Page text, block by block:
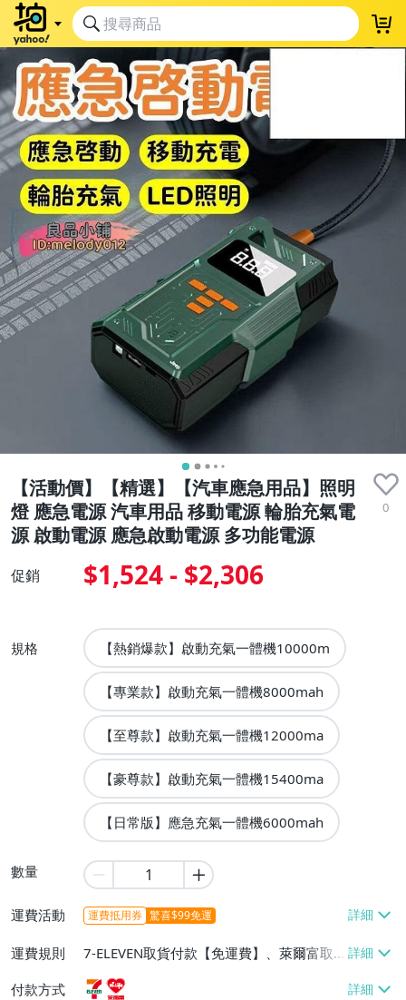
【活動價】【精選】【汽車應急用品】照明
燈 應急電源 汽車用品 移動電源 輪胎充氣電
源 啟動電源 應急啟動電源 多功能電源
0
促銷 $1,524 - $2,306
規格 【熱銷爆款】啟動充氣一體機10000m
【專業款】啟動充氣一體機8000mah
【至尊款】啟動充氣一體機12000ma
【豪尊款】啟動充氣一體機15400ma
【日常版】應急充氣一體機6000mah
數量
運費活動 運費抵用券 驚喜$99免運
運費規則
7-ELEVEN取貨付款【免運費】、萊爾富取
貨付款【免運費】
付款方式